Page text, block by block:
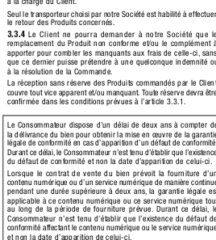
Seul le transporteur choisi par notre Société est habilité à effectuer
le retour des Produits concernés.
3.3.4 Le Client ne pourra demander à notre Société que le
remplacement du Produit non conforme et/ou le complément
apporter pour combler les manquants aux frais de celle-ci, sans
que ce dernier puisse prétendre à une quelconque indemnité
à la résolution de la Commande.
La réception sans réserve des Produits commandés par le
couvre tout vice apparent et/ou manquant. Toute réserve devra être
conﬁrmée dans les conditions prévues à l’article 3.3.1.
Le Consommateur dispose d’un délai de deux ans à compter
la délivrance du bien pour obtenir la mise en œuvre de la
légale de conformité en cas d’apparition d’un défaut de
Durant ce délai, le Consommateur n’est tenu d’établir que l’existence
du défaut de conformité et non la date d’apparition de celui-ci.
Lorsque le contrat de vente du bien prévoit la fourniture d’un
contenu numérique ou d’un service numérique de manière
pendant une durée supérieure à deux ans, la garantie légale
applicable à ce contenu numérique ou ce service numérique
au long de la période de fourniture prévue. Durant ce délai,
Consommateur n’est tenu d’établir que l’existence du défaut de
conformité affectant le contenu numérique ou le service numérique
et non la date d’apparition de celui-ci.